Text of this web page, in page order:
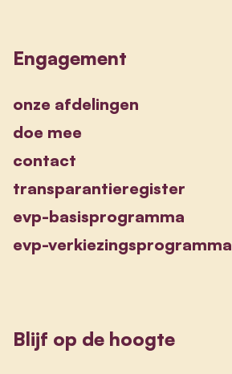
Engagement
onze afdelingen
doe mee
contact
transparantieregister
evp-basisprogramma
evp-verkiezingsprogramma
Blijf op de hoogte